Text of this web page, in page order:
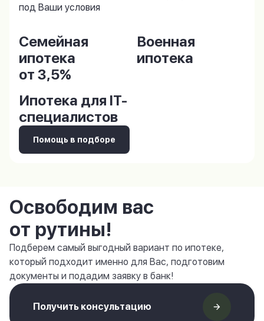
под Ваши условия
Семейная
ипотека
от 3,5%
Военная
ипотека
Ипотека для IT-
специалистов
Помощь в подборе
Освободим вас
от рутины!
Подберем самый выгодный вариант по ипотеке,
который подходит именно для Вас, подготовим
документы и подадим заявку в банк!
Получить консультацию